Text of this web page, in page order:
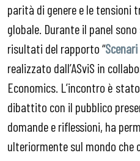
parità di genere e le tensioni
globale. Durante il panel
risultati del rapporto “
realizzato dall’ASviS in
Economics. L’incontro è
dibattito con il pubblico
domande e riflessioni, ha
ulteriormente sul mondo che